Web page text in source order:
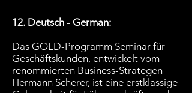
12. Deutsch - German:
Das GOLD-Programm Seminar für
Geschäftskunden, entwickelt vom
renommierten Business-Strategen
Hermann Scherer, ist eine erstklassige